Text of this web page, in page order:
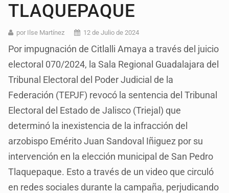
TLAQUEPAQUE
por Ilse Martínez 12 de Julio de 2024
Por impugnación de Citlalli Amaya a través del juicio
electoral 070/2024, la Sala Regional Guadalajara del
Tribunal Electoral del Poder Judicial de la
Federación (TEPJF) revocó la sentencia del Tribunal
Electoral del Estado de Jalisco (Triejal) que
determinó la inexistencia de la infracción del
arzobispo Emérito Juan Sandoval Iñiguez por su
intervención en la elección municipal de San Pedro
Tlaquepaque. Esto a través de un video que circuló
en redes sociales durante la campaña, perjudicando